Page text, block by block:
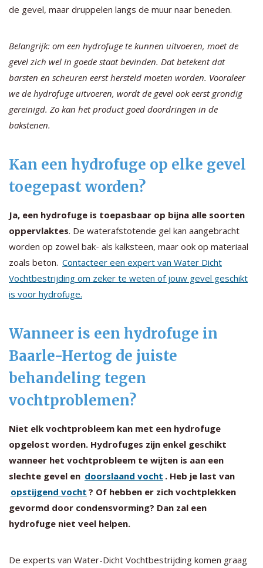
de gevel, maar druppelen langs de muur naar beneden.
Belangrijk: om een hydrofuge te kunnen uitvoeren, moet de
gevel zich wel in goede staat bevinden. Dat betekent dat
barsten en scheuren eerst hersteld moeten worden. Vooraleer
we de hydrofuge uitvoeren, wordt de gevel ook eerst grondig
gereinigd. Zo kan het product goed doordringen in de
bakstenen.
Kan een hydrofuge op elke gevel
toegepast worden?
Ja, een hydrofuge is toepasbaar op bijna alle soorten
oppervlaktes. De waterafstotende gel kan aangebracht
worden op zowel bak- als kalksteen, maar ook op materiaal
zoals beton. Contacteer een expert van Water Dicht
Vochtbestrijding om zeker te weten of jouw gevel geschikt
is voor hydrofuge.
Wanneer is een hydrofuge in
Baarle-Hertog de juiste
behandeling tegen
vochtproblemen?
Niet elk vochtprobleem kan met een hydrofuge
opgelost worden. Hydrofuges zijn enkel geschikt
wanneer het vochtprobleem te wijten is aan een
slechte gevel en doorslaand vocht . Heb je last van
opstijgend vocht ? Of hebben er zich vochtplekken
gevormd door condensvorming? Dan zal een
hydrofuge niet veel helpen.
De experts van Water-Dicht Vochtbestrijding komen graag